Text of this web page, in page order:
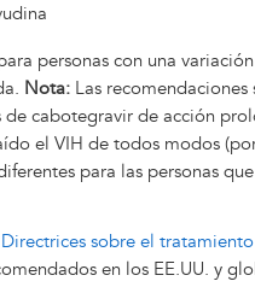
personas con una
Nota: Las
de cabotegravir de acción
el VIH de todos modos
para las personas
Directrices sobre el
en los EE.UU. y